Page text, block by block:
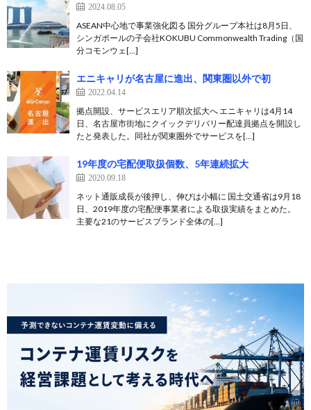
2024.08.05
ASEAN中心地で事業強化図る 国分グループ本社は8月5日、
シンガポールの子会社KOKUBU Commonwealth Trading（国
分コモンウェ[…]
エニキャリが名古屋に進出、関東圏以外で初
2022.04.14
拠点開設、サービスエリア順次拡大へ エニキャリは4月14
日、名古屋市街地にクイックデリバリー配達員拠点を開設し
たと発表した。同社が関東圏外でサービスを[…]
19年度の宅配便取扱個数、5年連続拡大
2020.09.18
ネット通販成長が後押し、伸びは小幅に 国土交通省は9月18
日、2019年度の宅配便事業者による取扱実績をまとめた。
主要な21のサービスブランド全体の[…]